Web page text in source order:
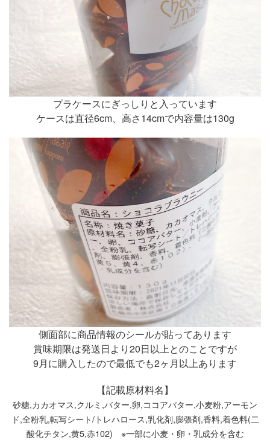
プラケースにぎっしりと入っています
ケースは直径6cm、高さ14cmで内容量は130g
側面部に商品情報のシールが貼ってあります
賞味期限は発送日より20日以上とのことですが
9月に購入したので最低でも2ヶ月以上あります
【記載原材料名】
砂糖,カカオマス,クルミ,バター,卵,ココアバター,小麦粉,アーモン
ド,全粉乳,転写シート/トレハロース,乳化剤,膨張剤,香料,着色料(二
酸化チタン,黄5,赤102) ※一部に小麦・卵・乳成分を含む